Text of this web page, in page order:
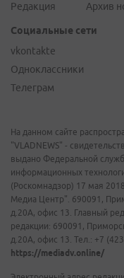
Редакция
Архив
Социальные сети
vkontakte
Одноклассники
Телеграм
На данном сайте
"VLADNEWS" -
выдано Федеральной
информационных
(Роскомнадзор) 17 мая
Медиа Центр". 690091,
д.20А, офис 13. Главный
редакции: 690091,
д.20А, офис 13. Тел.: +7
https://mediadv.online/